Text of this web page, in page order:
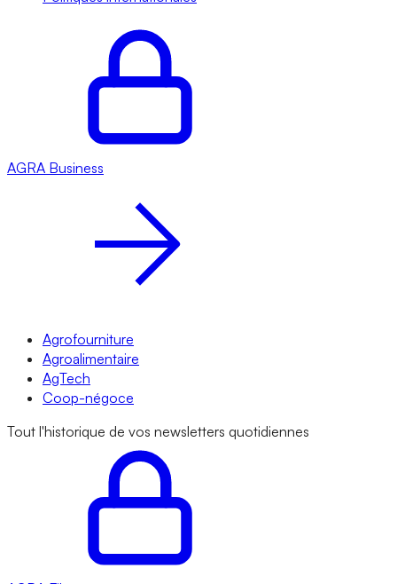
AGRA Business
Agrofourniture
Agroalimentaire
AgTech
Coop-négoce
Tout l'historique de vos newsletters quotidiennes